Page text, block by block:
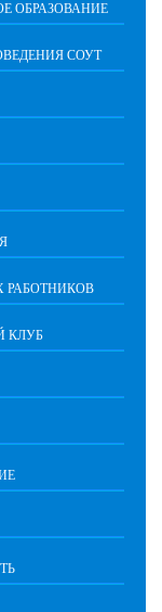
ОБРАЗОВАНИЕ
СОУТ
РАБОТНИКОВ
КЛУБ